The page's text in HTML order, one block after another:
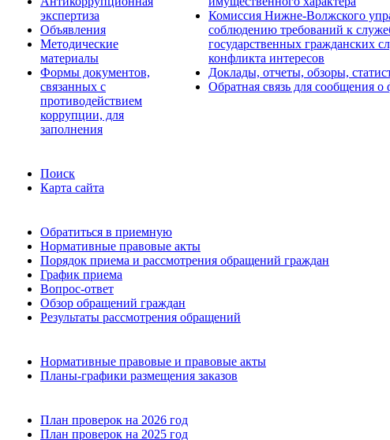
экспертиза
Объявления
Методические
материалы
Формы документов,
связанных с
противодействием
коррупции, для
заполнения
Комиссия Нижне-Волжского
соблюдению требований к
государственных гражданских
конфликта интересов
Доклады, отчеты, обзоры,
Обратная связь для сообщения о
Поиск
Карта сайта
Обратиться в приемную
Нормативные правовые акты
Порядок приема и рассмотрения обращений граждан
График приема
Вопрос-ответ
Обзор обращений граждан
Результаты рассмотрения обращений
Нормативные правовые и правовые акты
Планы-графики размещения заказов
План проверок на 2026 год
План проверок на 2025 год